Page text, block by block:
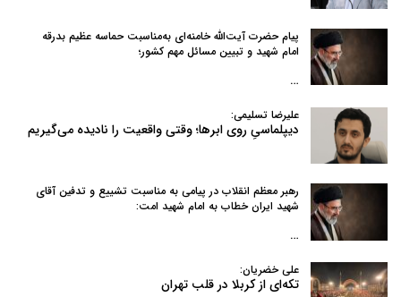
پیام حضرت آیت‌الله خامنه‌ای به‌مناسبت حماسه عظیم بدرقه
امام شهید و تبیین مسائل مهم کشور؛
…
علیرضا تسلیمی:
دیپلماسیِ روی ابرها؛ وقتی واقعیت را نادیده می‌گیریم
رهبر معظم انقلاب در پیامی به‌ مناسبت تشییع و تدفین آقای
شهید ایران خطاب به امام شهید امت:
…
علی خضریان:
تکه‌ای از کربلا در قلب تهران